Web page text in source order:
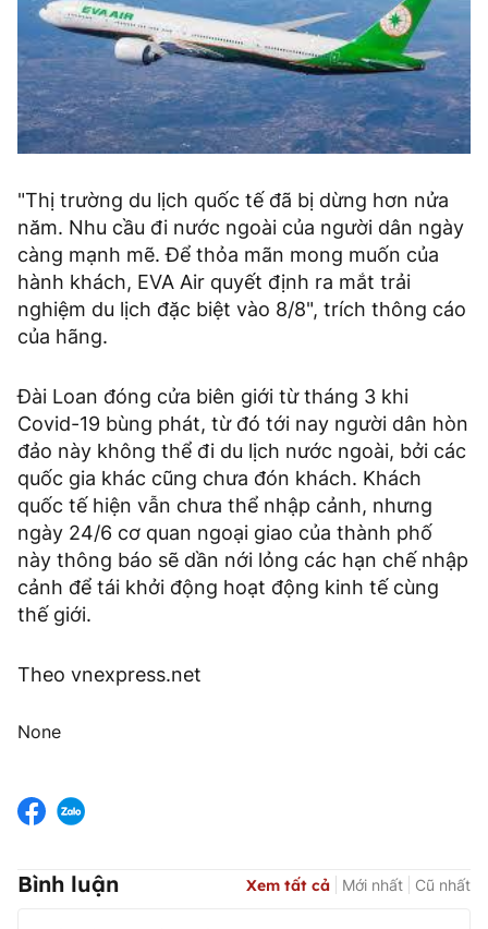
"Thị trường du lịch quốc tế đã bị dừng hơn nửa
năm. Nhu cầu đi nước ngoài của người dân ngày
càng mạnh mẽ. Để thỏa mãn mong muốn của
hành khách, EVA Air quyết định ra mắt trải
nghiệm du lịch đặc biệt vào 8/8", trích thông cáo
của hãng.
Đài Loan đóng cửa biên giới từ tháng 3 khi
Covid-19 bùng phát, từ đó tới nay người dân hòn
đảo này không thể đi du lịch nước ngoài, bởi các
quốc gia khác cũng chưa đón khách. Khách
quốc tế hiện vẫn chưa thể nhập cảnh, nhưng
ngày 24/6 cơ quan ngoại giao của thành phố
này thông báo sẽ dần nới lỏng các hạn chế nhập
cảnh để tái khởi động hoạt động kinh tế cùng
thế giới.
Theo vnexpress.net
None
Bình luận Xem tất cả Mới nhất Cũ nhất